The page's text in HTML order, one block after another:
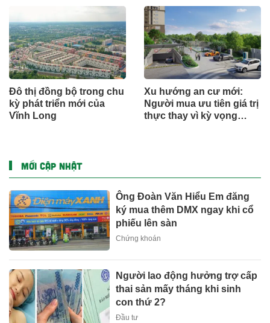
Đô thị đồng bộ trong chu
kỳ phát triển mới của
Vĩnh Long
Xu hướng an cư mới:
Người mua ưu tiên giá trị
thực thay vì kỳ vọng
MỚI CẬP NHẬT
Ông Đoàn Văn Hiểu Em đăng
ký mua thêm DMX ngay khi cổ
phiếu lên sàn
Chứng khoán
Người lao động hưởng trợ cấp
thai sản mấy tháng khi sinh
con thứ 2?
Đầu tư